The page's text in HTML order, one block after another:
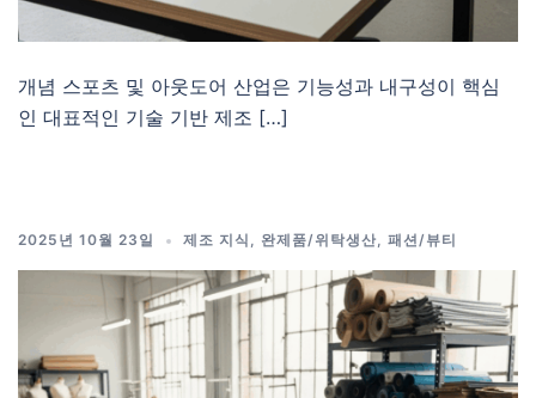
개념 스포츠 및 아웃도어 산업은 기능성과 내구성이 핵심
인 대표적인 기술 기반 제조 […]
2025년 10월 23일 제조 지식 , 완제품/위탁생산, 패션/뷰티